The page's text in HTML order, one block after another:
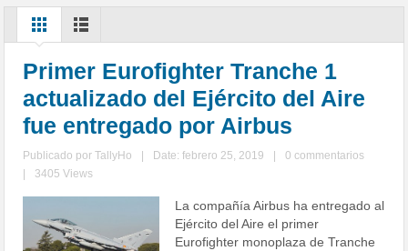
1
Primer Eurofighter Tranche 1
actualizado del Ejército del Aire
fue entregado por Airbus
Publicado porTallyHo Date: febrero 25, 2019
0 commentarios
3405 Views
La compañía Airbus ha entregado al
Ejército del Aire el primer
Eurofighter monoplaza de Tranche